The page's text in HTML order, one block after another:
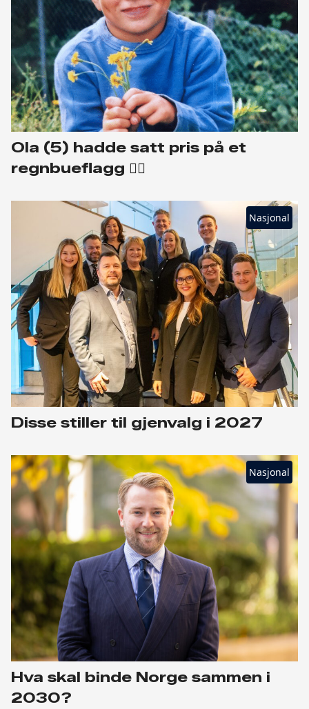
Ola (5) hadde satt pris på et
regnbueflagg 🏳️‍🌈
Nasjonal
Disse stiller til gjenvalg i 2027
Nasjonal
Hva skal binde Norge sammen i
2030?